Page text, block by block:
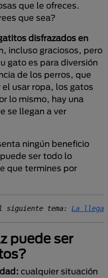
que le ofreces.
que sea?
disfrazados en
incluso graciosos, pero
gato es para diversión
de los perros, que
usar ropa, los gatos
lo mismo, hay una
se llegan a ver
ningún beneficio
ser todo lo
que termines por
siguiente tema: La
puede ser
cualquier situación